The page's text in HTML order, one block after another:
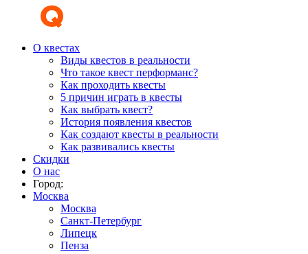
О квестах
Виды квестов в реальности
Что такое квест перформанс?
Как проходить квесты
5 причин играть в квесты
Как выбрать квест?
История появления квестов
Как создают квесты в реальности
Как развивались квесты
Скидки
О нас
Город:
Москва
Москва
Санкт-Петербург
Липецк
Пенза